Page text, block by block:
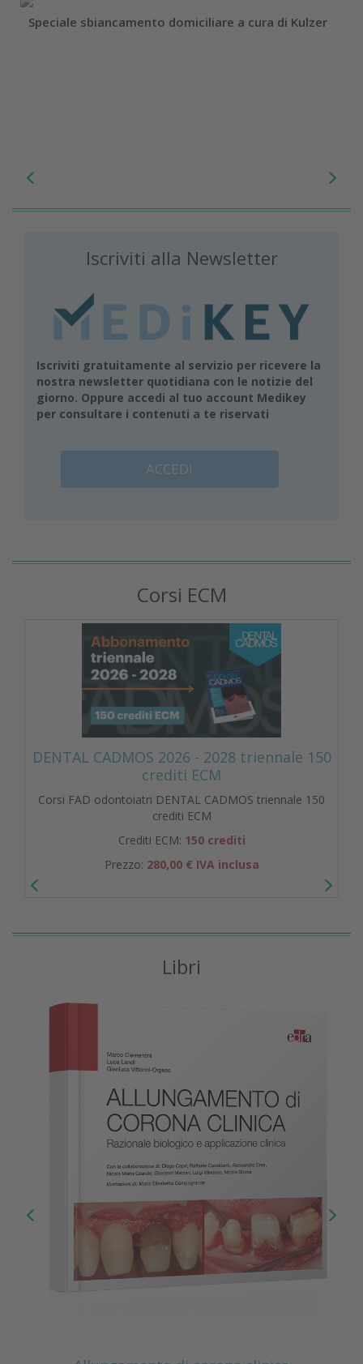
Speciale sbiancamento domiciliare a cura di Kulzer
Iscriviti alla Newsletter
Iscriviti gratuitamente al servizio per ricevere la
nostra newsletter quotidiana con le notizie del
giorno. Oppure accedi al tuo account Medikey
per consultare i contenuti a te riservati
ACCEDI
Corsi ECM
DENTAL CADMOS 2026 - 2028 triennale 150
crediti ECM
Corsi FAD odontoiatri DENTAL CADMOS triennale 150
crediti ECM
Crediti ECM: 150 crediti
Prezzo: 280,00 € IVA inclusa
Libri